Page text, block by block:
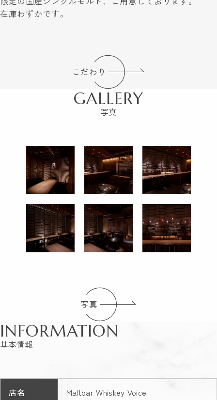
在庫わずかです。
こだわり
GALLERY
写真
写真
INFORMATION
基本情報
店名 Maltbar Whiskey Voice